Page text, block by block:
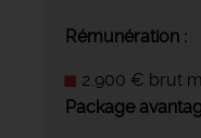
Rémunération :
2.900 € brut
Package